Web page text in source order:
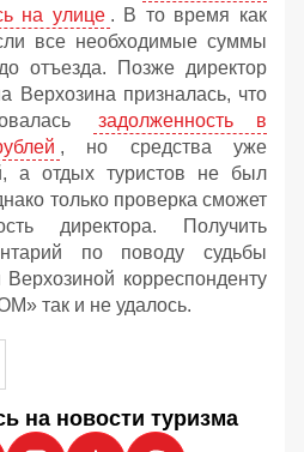
на улице . В то время как
все необходимые суммы
отъезда. Позже директор
Верхозина призналась, что
задолженность в
, но средства уже
а отдых туристов не был
только проверка сможет
директора. Получить
по поводу судьбы
корреспонденту
так и не удалось.
на новости туризма